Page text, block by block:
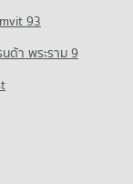
93
นด้า พระราม 9